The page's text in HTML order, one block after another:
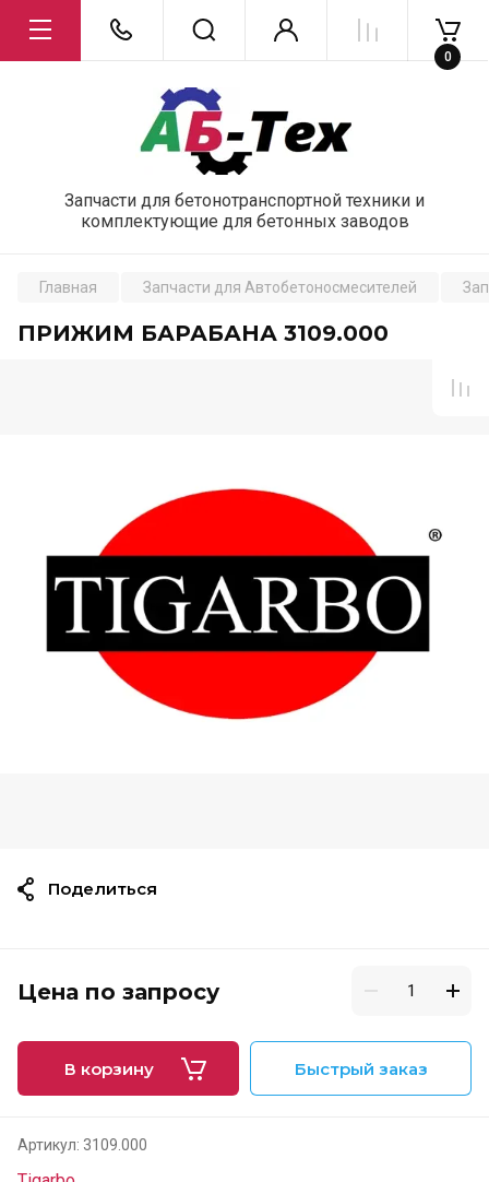
Запчасти для бетонотранспортной техники и
комплектующие для бетонных заводов
0
Главная Запчасти для Автобетоносмесителей
ПРИЖИМ БАРАБАНА 3109.000
Цена по запросу
В корзину Быстрый заказ
Артикул: 3109.000
Поделиться